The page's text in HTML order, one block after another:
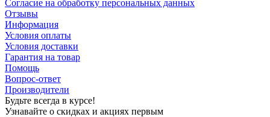
Cогласие на обработку персональных данных
Отзывы
Информация
Условия оплаты
Условия доставки
Гарантия на товар
Помощь
Вопрос-ответ
Производители
Будьте всегда в курсе!
Узнавайте о скидках и акциях первым